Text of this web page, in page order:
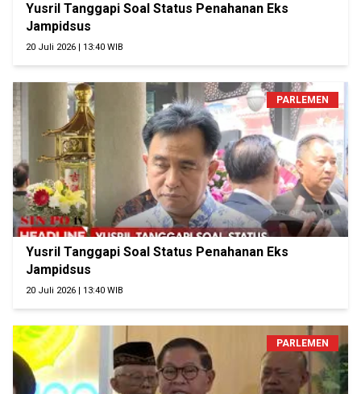
Yusril Tanggapi Soal Status Penahanan Eks
Jampidsus
20 Juli 2026 | 13:40 WIB
PARLEMEN
Yusril Tanggapi Soal Status Penahanan Eks
Jampidsus
20 Juli 2026 | 13:40 WIB
PARLEMEN